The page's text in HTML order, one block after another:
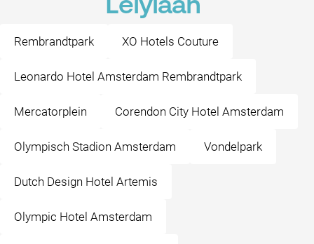
Lelylaan
Rembrandtpark XO Hotels Couture
Leonardo Hotel Amsterdam Rembrandtpark
Mercatorplein Corendon City Hotel Amsterdam
Olympisch Stadion Amsterdam Vondelpark
Dutch Design Hotel Artemis
Olympic Hotel Amsterdam